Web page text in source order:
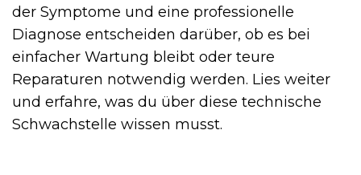
der Symptome und eine professionelle
Diagnose entscheiden darüber, ob es bei
einfacher Wartung bleibt oder teure
Reparaturen notwendig werden. Lies weiter
und erfahre, was du über diese technische
Schwachstelle wissen musst.